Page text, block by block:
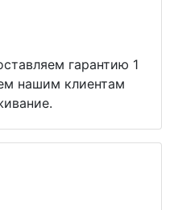
гарантию 1
нашим клиентам